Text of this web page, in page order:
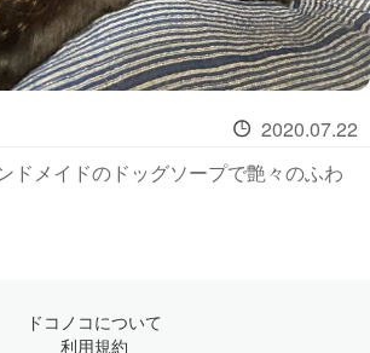
2020.07.22
ドメイドのドッグソープで艶々のふわ
ドコノコについて
利用規約